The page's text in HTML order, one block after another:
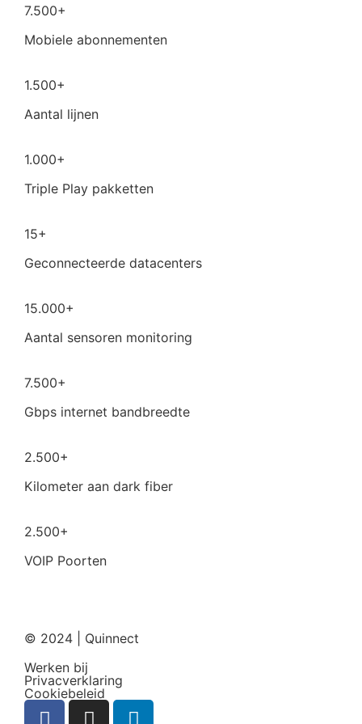
7.500+
Mobiele abonnementen
1.500+
Aantal lijnen
1.000+
Triple Play pakketten
15+
Geconnecteerde datacenters
15.000+
Aantal sensoren monitoring
7.500+
Gbps internet bandbreedte
2.500+
Kilometer aan dark fiber
2.500+
VOIP Poorten
© 2024 | Quinnect
Werken bij
Privacverklaring
Cookiebeleid